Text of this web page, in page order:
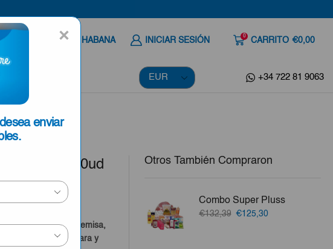
×
enviar
ENVIAR A LA HABANA INICIAR SESIÓN 0 CARRITO €0,00
+34 722 81 9063
4gx200ud
ahora
Pinar del Río, Artemisa,
Cienfuegos, Villa Clara y
Otros También Compraron
Combo Super Pluss
€132,39 El
€125,30El